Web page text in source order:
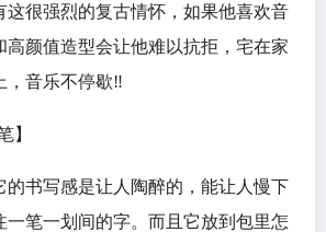
这很强烈的复古情怀，如果他喜欢音
高颜值造型会让他难以抗拒，宅在家
，音乐不停歇‼️
】
的书写感是让人陶醉的，能让人慢下
一笔一划间的字。而且它放到包里怎